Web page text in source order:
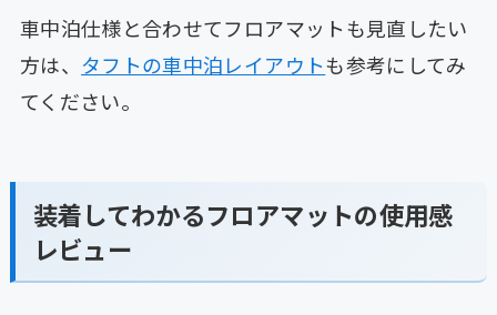
車中泊仕様と合わせてフロアマットも見直したい
方は、 タフトの車中泊レイアウトも参考にしてみ
てください。
装着してわかるフロアマットの使用感
レビュー